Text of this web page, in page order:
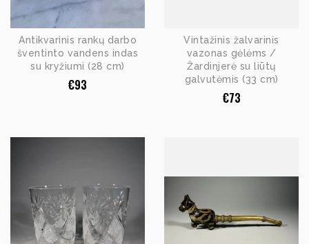
Antikvarinis rankų darbo
šventinto vandens indas
su kryžiumi (28 cm)
€93
Vintažinis žalvarinis
vazonas gėlėms /
Žardinjerė su liūtų
galvutėmis (33 cm)
€73